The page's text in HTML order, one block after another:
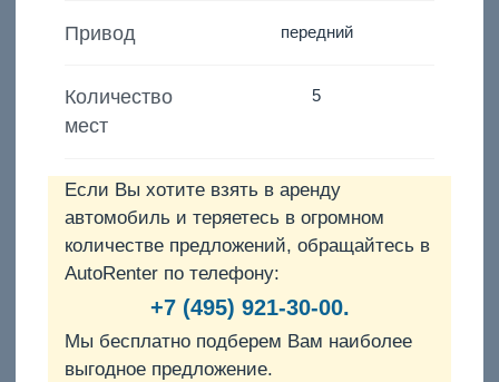
Привод передний
Количество
мест
5
Если Вы хотите взять в аренду
автомобиль и теряетесь в огромном
количестве предложений, обращайтесь в
AutoRenter по телефону:
+7 (495) 921-30-00.
Мы бесплатно подберем Вам наиболее
выгодное предложение.